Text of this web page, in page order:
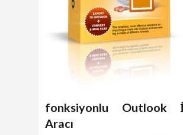
fonksiyonlu Outlook
Aracı